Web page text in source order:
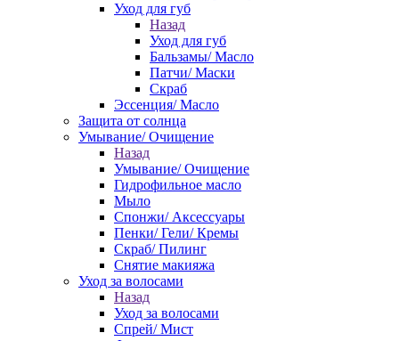
Уход для губ
Назад
Уход для губ
Бальзамы/ Масло
Патчи/ Маски
Скраб
Эссенция/ Масло
Защита от солнца
Умывание/ Очищение
Назад
Умывание/ Очищение
Гидрофильное масло
Мыло
Спонжи/ Аксессуары
Пенки/ Гели/ Кремы
Скраб/ Пилинг
Снятие макияжа
Уход за волосами
Назад
Уход за волосами
Спрей/ Мист